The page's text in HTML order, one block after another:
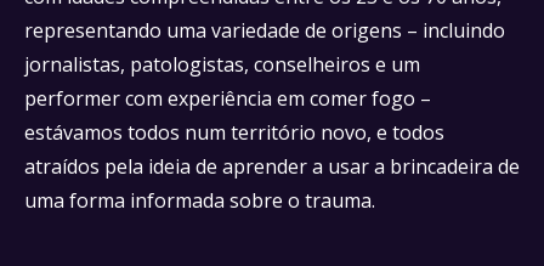
representando uma variedade de origens – incluindo
jornalistas, patologistas, conselheiros e um
performer com experiência em comer fogo –
estávamos todos num território novo, e todos
atraídos pela ideia de aprender a usar a brincadeira de
uma forma informada sobre o trauma.